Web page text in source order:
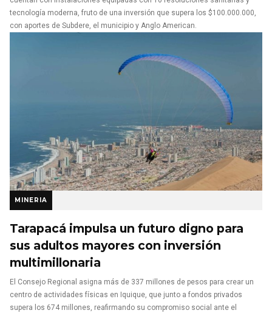
tecnología moderna, fruto de una inversión que supera los $100.000.000,
con aportes de Subdere, el municipio y Anglo American.
MINERIA
Tarapacá impulsa un futuro digno para
sus adultos mayores con inversión
multimillonaria
El Consejo Regional asigna más de 337 millones de pesos para crear un
centro de actividades físicas en Iquique, que junto a fondos privados
supera los 674 millones, reafirmando su compromiso social ante el